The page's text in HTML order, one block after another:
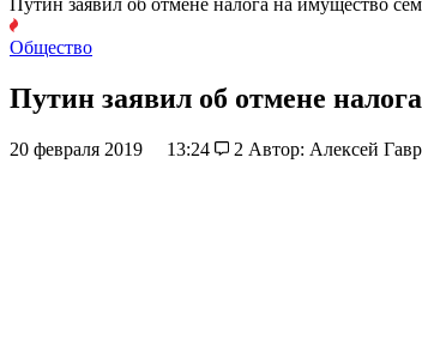
Путин заявил об отмене налога на имущество
Общество
Путин заявил об отмене
20 февраля 2019 13:24 2 Автор: Алексей